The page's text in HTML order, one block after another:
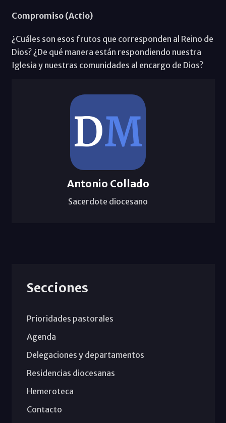
Compromiso (Actio)
¿Cuáles son esos frutos que corresponden al Reino de
Dios? ¿De qué manera están respondiendo nuestra
Iglesia y nuestras comunidades al encargo de Dios?
Antonio Collado
Sacerdote diocesano
Secciones
Prioridades pastorales
Agenda
Delegaciones y departamentos
Residencias diocesanas
Hemeroteca
Contacto